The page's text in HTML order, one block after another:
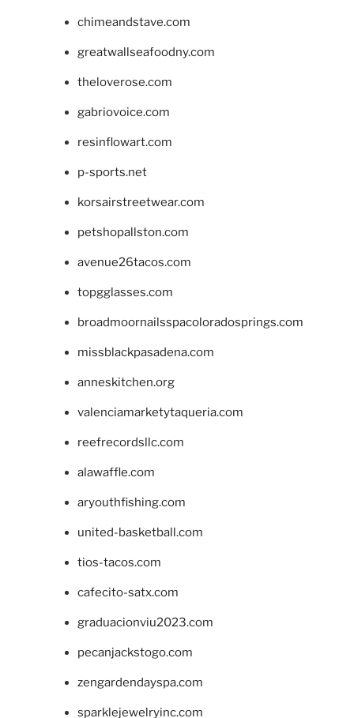
chimeandstave.com
greatwallseafoodny.com
theloverose.com
gabriovoice.com
resinflowart.com
p-sports.net
korsairstreetwear.com
petshopallston.com
avenue26tacos.com
topgglasses.com
broadmoornailsspacoloradosprings.com
missblackpasadena.com
anneskitchen.org
valenciamarketytaqueria.com
reefrecordsllc.com
alawaffle.com
aryouthfishing.com
united-basketball.com
tios-tacos.com
cafecito-satx.com
graduacionviu2023.com
pecanjackstogo.com
zengardendayspa.com
sparklejewelryinc.com